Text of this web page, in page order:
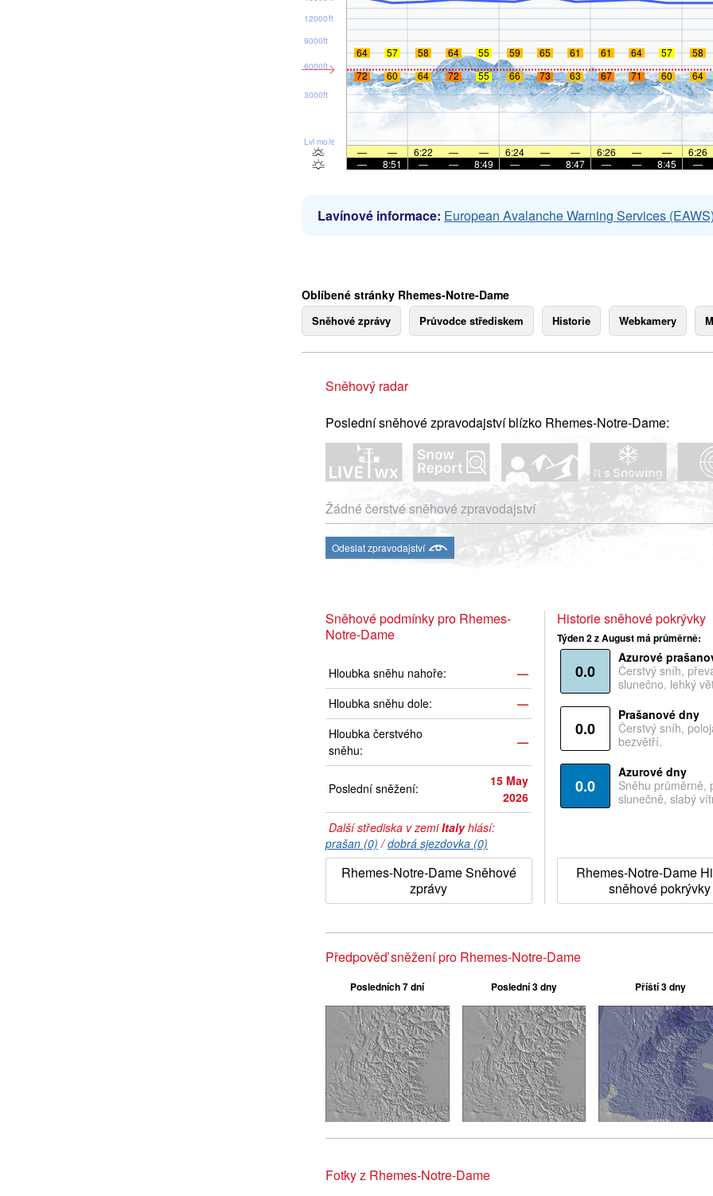
Lvl moře
3000ft
6000ft
9000ft
12000ft
64 57 58 64 55 59 65 61 61 64 57 58
72
60 64 72 55 66 73 63 67 71 60 64
— — 6:22 — — 6:24 — — 6:26 — — 6:26
—
8:51 — — 8:49 — — 8:47 — — 8:45 —
Lavínové informace: European Avalanche Warning Services (EAWS)
Oblíbené stránky Rhemes-Notre-Dame
Sněhové zprávy Průvodce střediskem Historie Webkamery
Sněhový radar
Poslední sněhové zpravodajství blízko Rhemes-Notre-Dame:
Žádné čerstvé sněhové zpravodajství
Odeslat zpravodajství
Sněhové podmínky pro Rhemes-
Notre-Dame
Hloubka sněhu nahoře:
—
Hloubka sněhu dole:
—
Hloubka čerstvého
sněhu:
—
Poslední sněžení:
15 May
2026
Další střediska v zemiItalyhlásí:
prašan (0) /dobrá sjezdovka (0)
Rhemes-Notre-Dame Sněhové
zprávy
Historie sněhové pokrývky
Týden 2 z August má průměrně:
0.0
Azurové
Čerstvý sníh,
slunečno, lehký
0.0
Prašanové dny
Čerstvý sníh,
bezvětří.
0.0
Azurové dny
Sněhu průměrně,
slunečně, slabý
Rhemes-Notre-Dame
sněhové pokrývky
Předpověď sněžení pro Rhemes-Notre-Dame
Posledních 7 dní Poslední 3 dny Příští 3 dny
Fotky z Rhemes-Notre-Dame